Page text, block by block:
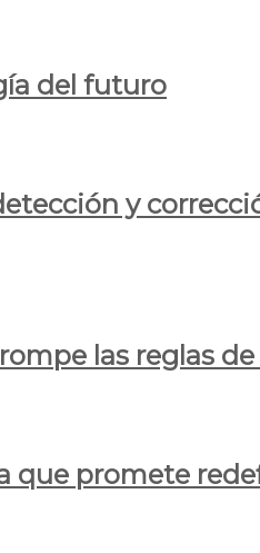
del futuro
y
las reglas
que promete